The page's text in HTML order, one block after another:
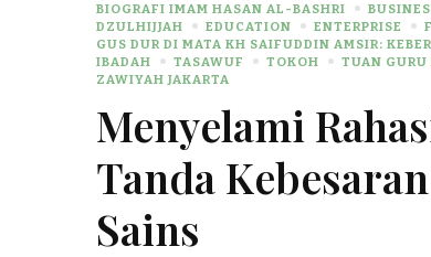
BIOGRAFI IMAM HASAN AL-BASHRI
DZULHIJJAH
EDUCATION ENTERPRISE
GUS DUR DI MATA KH SAIFUDDIN AMSIR:
IBADAH
TASAWUF TOKOH TUAN GURU
ZAWIYAH JAKARTA
Menyelami
Tanda
Sains